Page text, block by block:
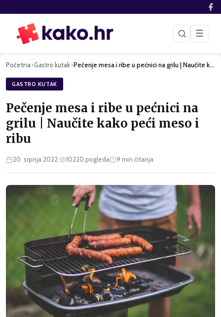
☰
Početna›Gastro kutak› Pečenje mesa i ribe u pećnici na grilu | Naučite kako peći m…
GASTRO KUTAK
Pečenje mesa i ribe u pećnici na
grilu | Naučite kako peći meso i
ribu
20. srpnja 2022. 10220 pogleda 9 min čitanja